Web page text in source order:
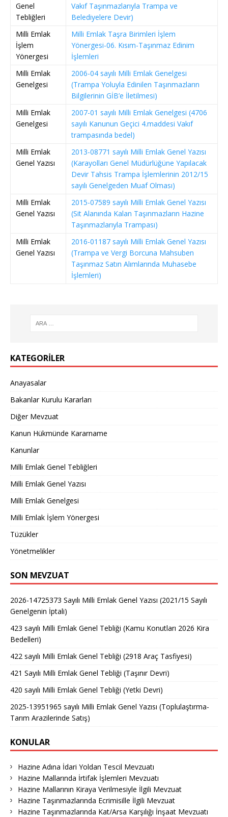
Genel
Tebliğleri
Vakıf Taşınmazlarıyla Trampa ve
Belediyelere Devir)
Milli Emlak
İşlem
Yönergesi
Milli Emlak Taşra Birimleri İşlem
Yönergesi-06. Kısım-Taşınmaz Edinim
İşlemleri
Milli Emlak
Genelgesi
2006-04 sayılı Milli Emlak Genelgesi
(Trampa Yoluyla Edinilen Taşınmazların
Bilgilerinin GİB’e İletilmesi)
Milli Emlak
Genelgesi
2007-01 sayılı Milli Emlak Genelgesi (4706
sayılı Kanunun Geçici 4.maddesi Vakıf
trampasında bedel)
Milli Emlak
Genel Yazısı
2013-08771 sayılı Milli Emlak Genel Yazısı
(Karayolları Genel Müdürlüğüne Yapılacak
Devir Tahsis Trampa İşlemlerinin 2012/15
sayılı Genelgeden Muaf Olması)
Milli Emlak
Genel Yazısı
2015-07589 sayılı Milli Emlak Genel Yazısı
(Sit Alanında Kalan Taşınmazların Hazine
Taşınmazlarıyla Trampası)
Milli Emlak
Genel Yazısı
2016-01187 sayılı Milli Emlak Genel Yazısı
(Trampa ve Vergi Borcuna Mahsuben
Taşınmaz Satın Alımlarında Muhasebe
İşlemleri)
KATEGORILER
Anayasalar
Bakanlar Kurulu Kararları
Diğer Mevzuat
Kanun Hükmünde Kararname
Kanunlar
Milli Emlak Genel Tebliğleri
Milli Emlak Genel Yazısı
Milli Emlak Genelgesi
Milli Emlak İşlem Yönergesi
Tüzükler
Yönetmelikler
SON MEVZUAT
2026-14725373 Sayılı Milli Emlak Genel Yazısı (2021/15 Sayılı
Genelgenin İptali)
423 sayılı Milli Emlak Genel Tebliği (Kamu Konutları 2026 Kira
Bedelleri)
422 sayılı Milli Emlak Genel Tebliği (2918 Araç Tasfiyesi)
421 Sayılı Milli Emlak Genel Tebliği (Taşınır Devri)
420 sayılı Milli Emlak Genel Tebliği (Yetki Devri)
2025-13951965 sayılı Milli Emlak Genel Yazısı (Toplulaştırma-
Tarım Arazilerinde Satış)
KONULAR
Hazine Adına İdari Yoldan Tescil Mevzuatı
Hazine Mallarında İrtifak İşlemleri Mevzuatı
Hazine Mallarının Kiraya Verilmesiyle İlgili Mevzuat
Hazine Taşınmazlarında Ecrimisille İlgili Mevzuat
Hazine Taşınmazlarında Kat/Arsa Karşılığı İnşaat Mevzuatı